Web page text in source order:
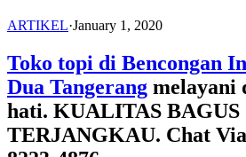
ARTIKEL·January 1, 2020
Toko topi di Bencongan
Dua Tangerang melayani
hati. KUALITAS BAGUS
TERJANGKAU. Chat